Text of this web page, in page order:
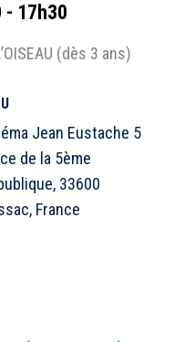
- 17h30
Jean Eustache 5
de la 5ème
33600
France